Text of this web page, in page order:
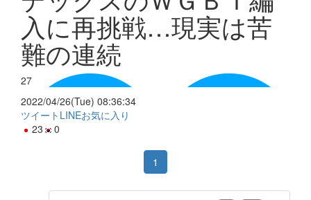
入に再挑戦…現実は苦
難の連続
27
2022/04/26(Tue) 08:36:34
ツイート LINEお気に入り
23
0
1